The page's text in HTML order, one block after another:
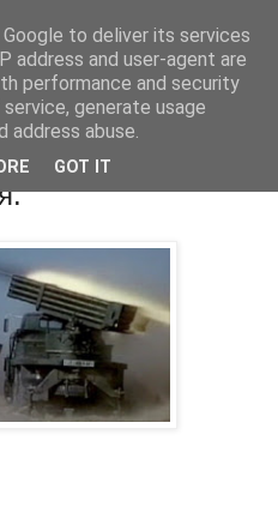
хәрби
to deliver its services
address and user-agent are
performance and security
generate usage
abuse.
GOT IT